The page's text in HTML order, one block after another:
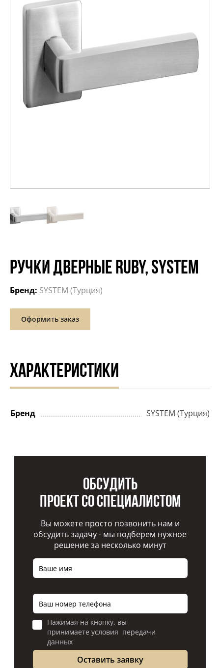
РУЧКИ ДВЕРНЫЕ RUBY, SYSTEM
Бренд: SYSTEM (Турция)
Оформить заказ
ХАРАКТЕРИСТИКИ
Бренд SYSTEM (Турция)
Обсудить
проект со специалистом
Вы можете просто позвонить нам и
обсудить задачу - мы подберем нужное
решение за несколько минут
Нажимая на кнопку, вы
принимаете условия передачи
данных
Распродажа